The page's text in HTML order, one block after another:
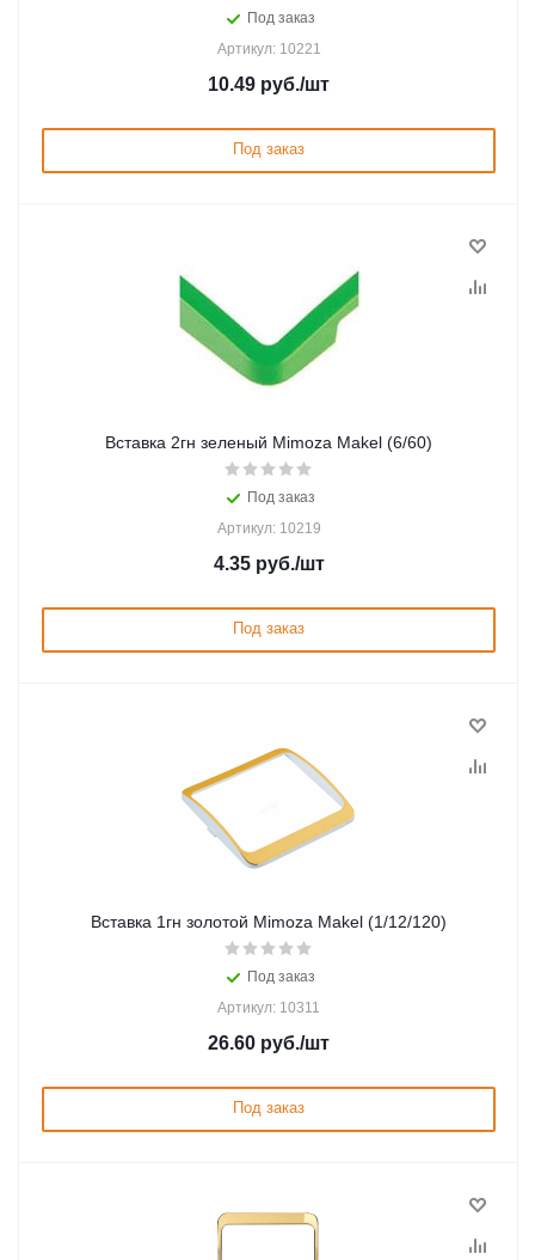
Под заказ
Артикул: 10221
10.49 руб./шт
Под заказ
Вставка 2гн зеленый Mimoza Makel (6/60)
Под заказ
Артикул: 10219
4.35руб./шт
Под заказ
Вставка 1гн золотой Mimoza Makel (1/12/120)
Под заказ
Артикул: 10311
26.60 руб./шт
Под заказ